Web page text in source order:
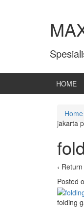
HOME
Home
jakarta
‹
Posted
folding